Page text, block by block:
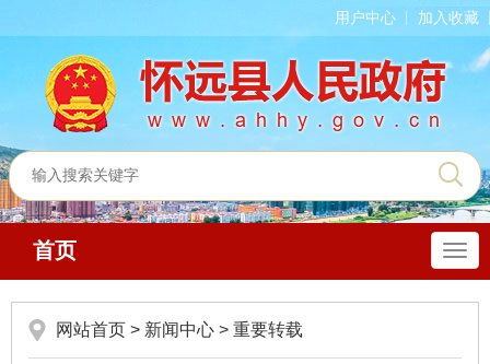
用户中心 加入收藏
导
航
首页
网站首页 > 新闻中心 > 重要转载